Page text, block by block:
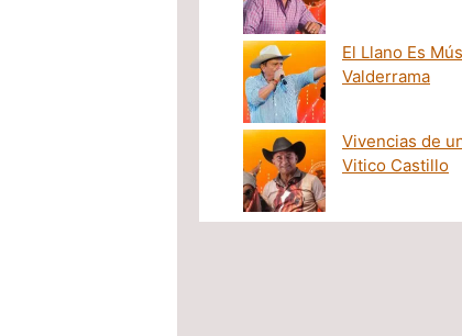
El Llano Es
Valderrama
Vivencias de
Vitico Castillo